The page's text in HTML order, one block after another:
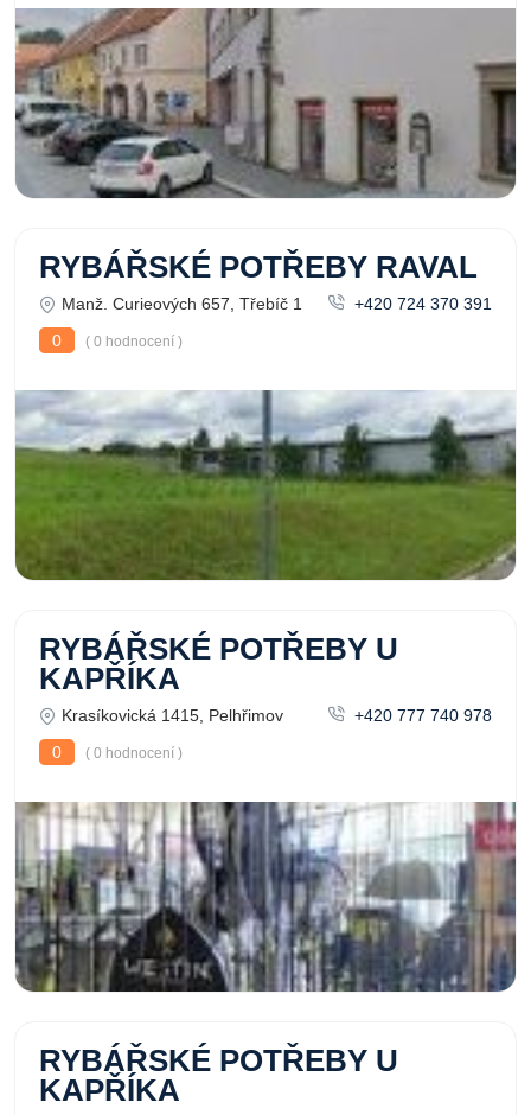
RYBÁŘSKÉ POTŘEBY RAVAL
Manž. Curieových 657, Třebíč 1
+420 724 370 391
0
( 0 hodnocení )
RYBÁŘSKÉ POTŘEBY U
KAPŘÍKA
Krasíkovická 1415, Pelhřimov
+420 777 740 978
0
( 0 hodnocení )
RYBÁŘSKÉ POTŘEBY U
KAPŘÍKA